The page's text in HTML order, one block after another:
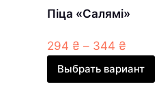
Піца «Салямі»
294 ₴ – 344 ₴
Выбрать вариант